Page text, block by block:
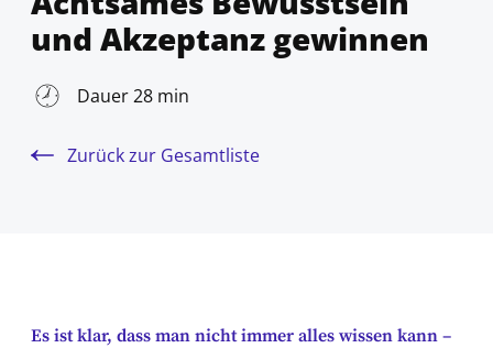
und Akzeptanz gewinnen
Dauer 28 min
Zurück zur Gesamtliste
Es ist klar, dass man nicht immer alles wissen kann –